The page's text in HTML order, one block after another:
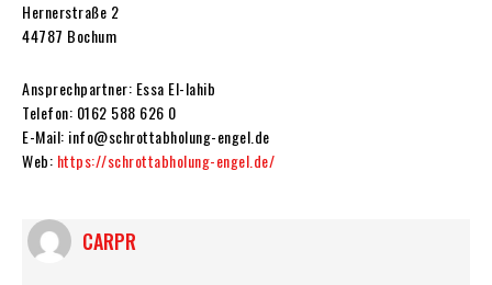
Hernerstraße 2
44787 Bochum
Ansprechpartner: Essa El-lahib
Telefon: 0162 588 626 0
E-Mail: info@schrottabholung-engel.de
Web: https://schrottabholung-engel.de/
CARPR